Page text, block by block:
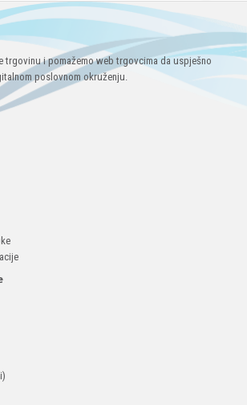
trgovinu i pomažemo web trgovcima da uspješno
poslovnom okruženju.